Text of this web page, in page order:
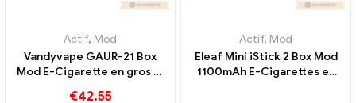
Actif, Mod
Vandyvape GAUR-21 Box
Mod E-Cigarette en gros 丨
€42.55
Actif, Mod
Eleaf Mini iStick 2 Box Mod
1100mAh E-Cigarettes en